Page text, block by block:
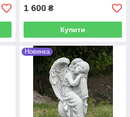
1 600 ₴
Купити
Новинка